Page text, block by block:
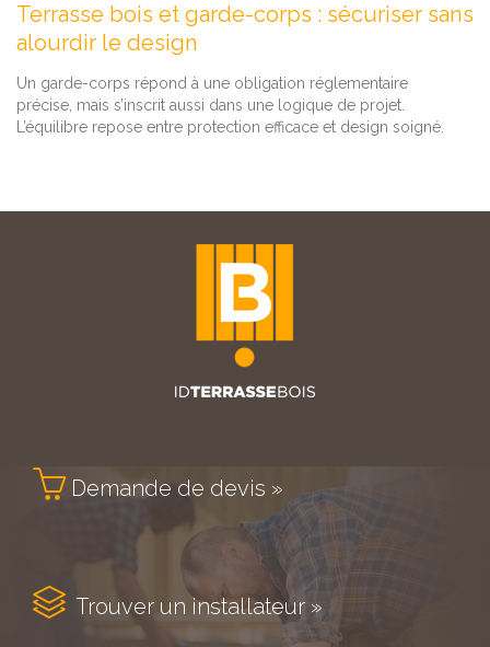
Terrasse bois et garde-corps : sécuriser sans
alourdir le design
Un garde-corps répond à une obligation réglementaire
précise, mais s’inscrit aussi dans une logique de projet.
L’équilibre repose entre protection efficace et design soigné.
 Demande de devis »
 Trouver un installateur »